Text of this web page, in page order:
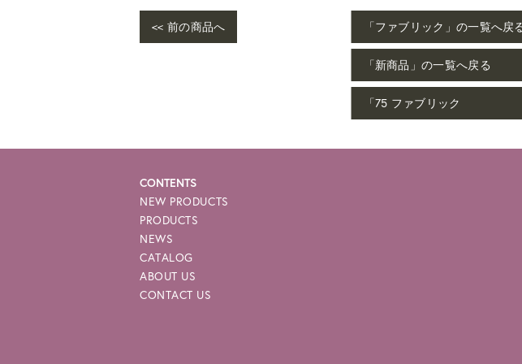
<< 前の商品へ 「ファブリック」の一覧へ戻
「新商品」の一覧へ戻る
「75 ファブリック エ
CONTENTS
NEW PRODUCTS
PRODUCTS
NEWS
CATALOG
ABOUT US
CONTACT US